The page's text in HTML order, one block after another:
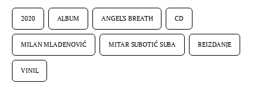
2020 ALBUM ANGEL'S BREATH CD
MILAN MLADENOVIĆ MITAR SUBOTIĆ SUBA REIZDANJE
VINIL